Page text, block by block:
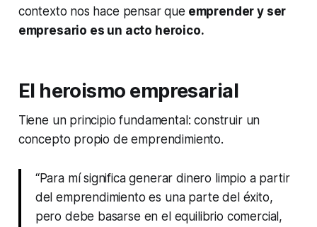
contexto nos hace pensar que emprender y ser
empresario es un acto heroico.
El heroismo empresarial
Tiene un principio fundamental: construir un
concepto propio de emprendimiento.
“Para mí significa generar dinero limpio a partir
del emprendimiento es una parte del éxito,
pero debe basarse en el equilibrio comercial,